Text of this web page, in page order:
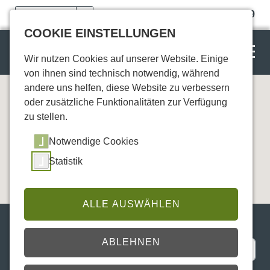
03774-24649
Frequenzen werden die
Medizin der Zukunft sein -
Albert Einstein (kostenlos)
13. November 2025,
Name, Vorname*
COOKIE EINSTELLUNGEN
Wir nutzen Cookies auf unserer Website. Einige
von ihnen sind technisch notwendig, während
andere uns helfen, diese Website zu verbessern
oder zusätzliche Funktionalitäten zur Verfügung
zu stellen.
Notwendige Cookies
Statistik
ALLE AUSWÄHLEN
ABLEHNEN